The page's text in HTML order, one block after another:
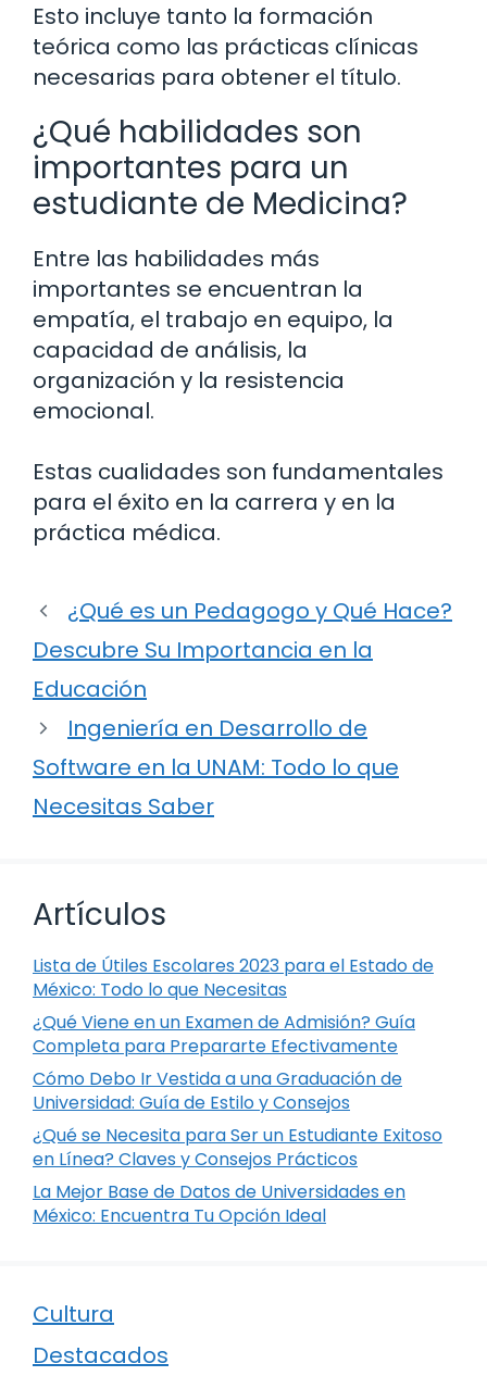
Esto incluye tanto la formación
teórica como las prácticas clínicas
necesarias para obtener el título.
¿Qué habilidades son
importantes para un
estudiante de Medicina?
Entre las habilidades más
importantes se encuentran la
empatía, el trabajo en equipo, la
capacidad de análisis, la
organización y la resistencia
emocional.
Estas cualidades son fundamentales
para el éxito en la carrera y en la
práctica médica.
¿Qué es un Pedagogo y Qué Hace?
Descubre Su Importancia en la
Educación
Ingeniería en Desarrollo de
Software en la UNAM: Todo lo que
Necesitas Saber
Artículos
Lista de Útiles Escolares 2023 para el Estado de
México: Todo lo que Necesitas
¿Qué Viene en un Examen de Admisión? Guía
Completa para Prepararte Efectivamente
Cómo Debo Ir Vestida a una Graduación de
Universidad: Guía de Estilo y Consejos
¿Qué se Necesita para Ser un Estudiante Exitoso
en Línea? Claves y Consejos Prácticos
La Mejor Base de Datos de Universidades en
México: Encuentra Tu Opción Ideal
Cultura
Destacados